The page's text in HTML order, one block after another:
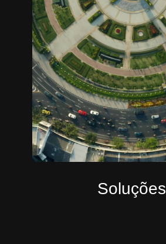
Soluções